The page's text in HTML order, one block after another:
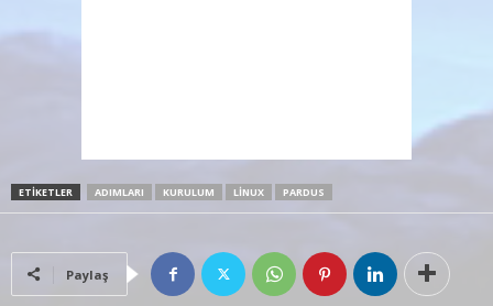
ETIKETLER ADIMLARI KURULUM LINUX PARDUS
Paylaş